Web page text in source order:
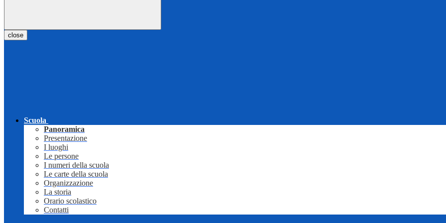
close
Scuola
Panoramica
Presentazione
I luoghi
Le persone
I numeri della scuola
Le carte della scuola
Organizzazione
La storia
Orario scolastico
Contatti